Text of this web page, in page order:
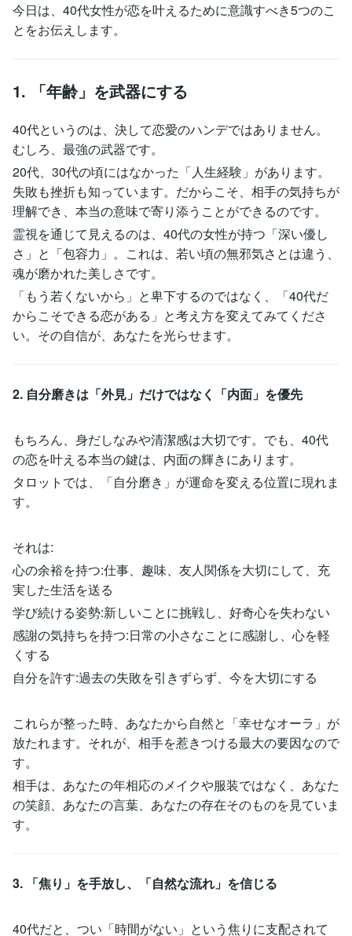
今日は、40代女性が恋を叶えるために意識すべき5つのこ
とをお伝えします。
1. 「年齢」を武器にする
40代というのは、決して恋愛のハンデではありません。
むしろ、最強の武器です。
20代、30代の頃にはなかった「人生経験」があります。
失敗も挫折も知っています。だからこそ、相手の気持ちが
理解でき、本当の意味で寄り添うことができるのです。
霊視を通じて見えるのは、40代の女性が持つ「深い優し
さ」と「包容力」。これは、若い頃の無邪気さとは違う、
魂が磨かれた美しさです。
「もう若くないから」と卑下するのではなく、「40代だ
からこそできる恋がある」と考え方を変えてみてくださ
い。その自信が、あなたを光らせます。
2. 自分磨きは「外見」だけではなく「内面」を優先
もちろん、身だしなみや清潔感は大切です。でも、40代
の恋を叶える本当の鍵は、内面の輝きにあります。
タロットでは、「自分磨き」が運命を変える位置に現れま
す。
それは:
心の余裕を持つ:仕事、趣味、友人関係を大切にして、充
実した生活を送る
学び続ける姿勢:新しいことに挑戦し、好奇心を失わない
感謝の気持ちを持つ:日常の小さなことに感謝し、心を軽
くする
自分を許す:過去の失敗を引きずらず、今を大切にする
これらが整った時、あなたから自然と「幸せなオーラ」が
放たれます。それが、相手を惹きつける最大の要因なので
す。
相手は、あなたの年相応のメイクや服装ではなく、あなた
の笑顔、あなたの言葉、あなたの存在そのものを見ていま
す。
3. 「焦り」を手放し、「自然な流れ」を信じる
40代だと、つい「時間がない」という焦りに支配されて